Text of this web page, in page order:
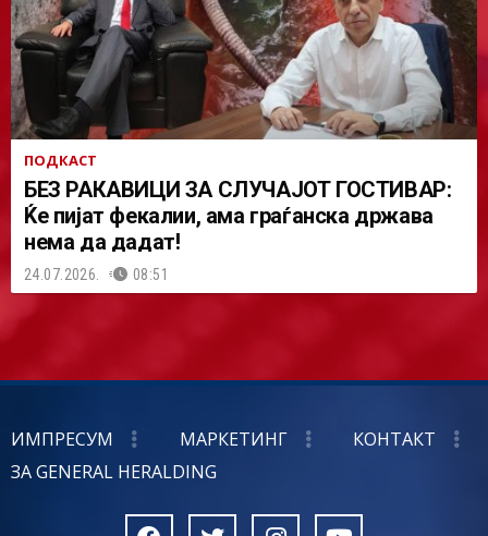
ПОДКАСТ
БЕЗ РАКАВИЦИ ЗА СЛУЧАЈОТ ГОСТИВАР:
Ќе пијат фекалии, ама граѓанска држава
нема да дадат!
24.07.2026. 08:51
ИМПРЕСУМ МАРКЕТИНГ
КОНТАКТ
ЗА GENERAL HERALDING